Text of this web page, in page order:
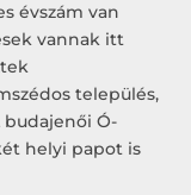
évszám van
vannak itt
település,
budajenői Ó-
helyi papot is